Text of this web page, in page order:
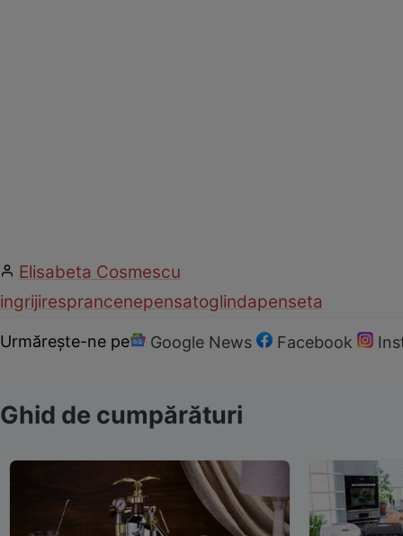
Elisabeta Cosmescu
ingrijiresprancenepensatoglindapenseta
Urmărește-ne pe Google News Facebook
Ghid de cumpărături